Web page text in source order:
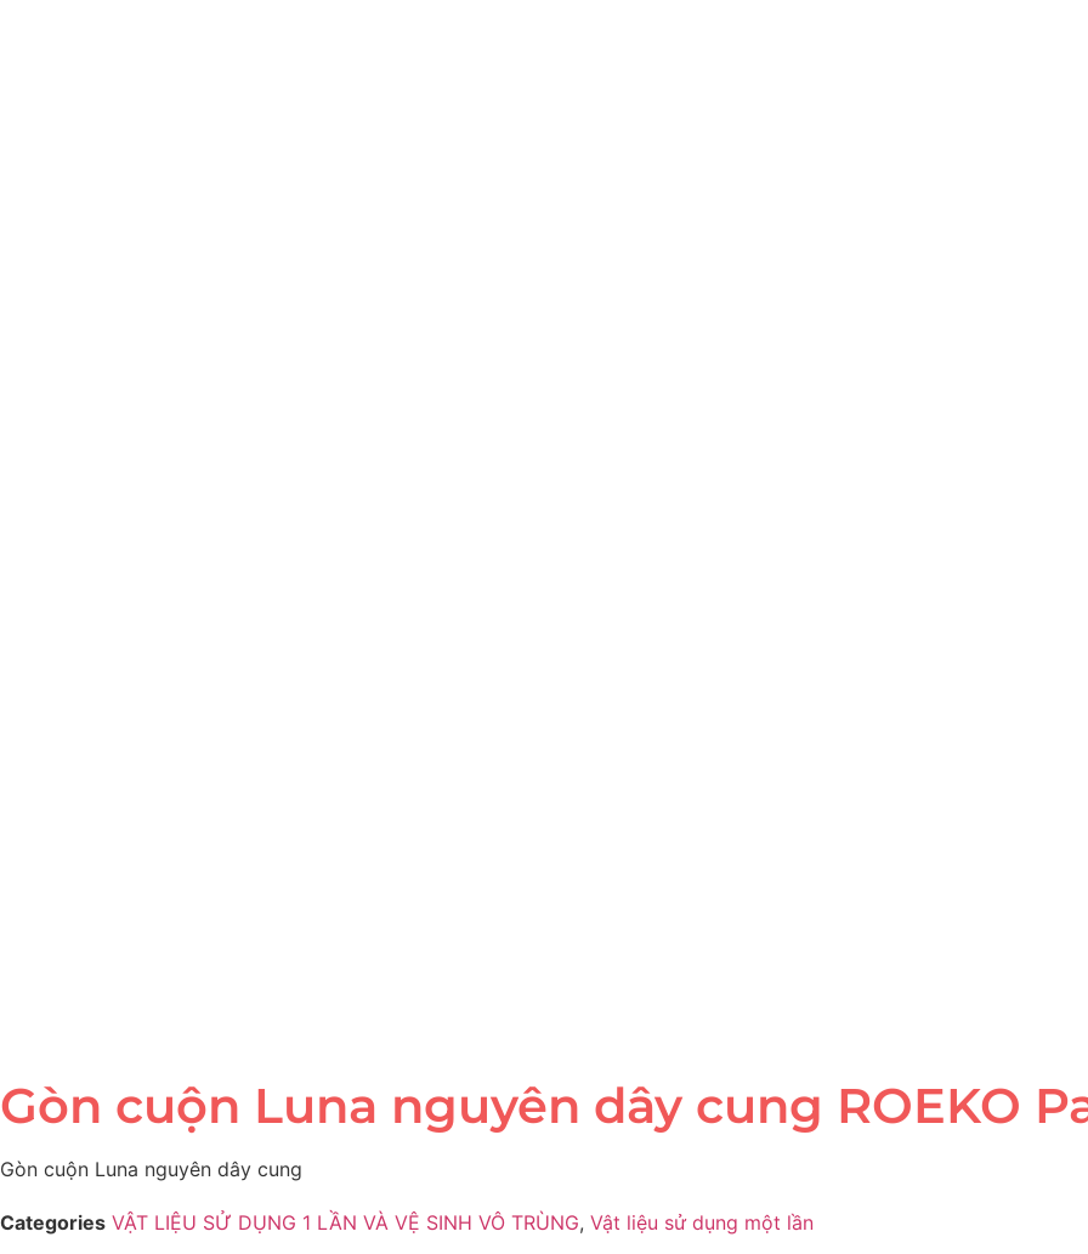
Gòn cuộn Luna nguyên dây cung ROEKO
Gòn cuộn Luna nguyên dây cung
Categories VẬT LIỆU SỬ DỤNG 1 LẦN VÀ VỆ SINH VÔ TRÙNG, Vật liệu sử dụng một lần